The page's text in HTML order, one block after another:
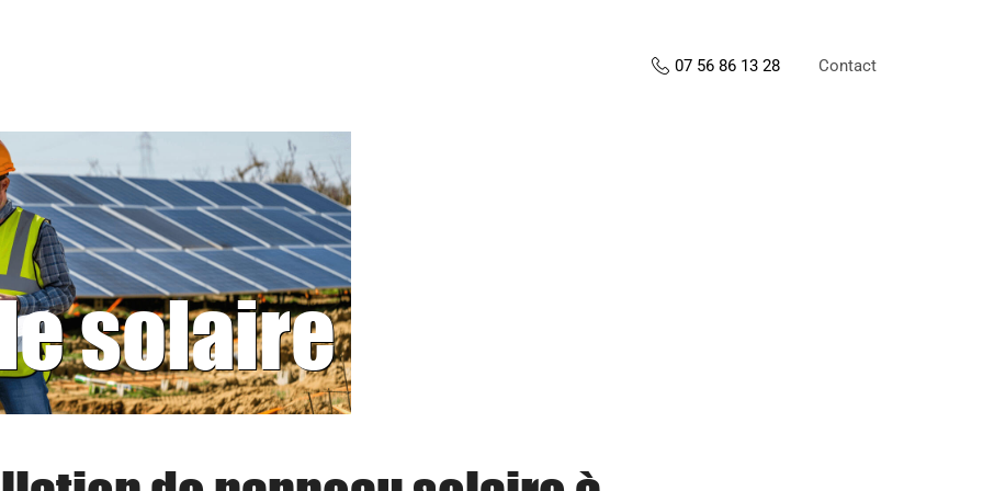
07 56 86 13 28 Contact
solaire